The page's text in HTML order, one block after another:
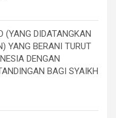
(YANG DIDATANGKAN
YANG BERANI TURUT
DENGAN
BAGI SYAIKH